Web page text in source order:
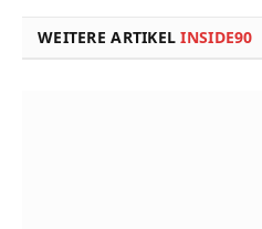
WEITERE ARTIKELINSIDE90